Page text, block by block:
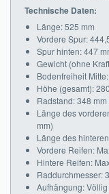
Technische Daten:
Länge: 525 mm
Vordere Spur:
Spur hinten: 447
Gewicht (ohne
Bodenfreiheit
Höhe (gesamt):
Radstand: 348 mm
Länge des
mm)
Länge des
Vordere Reifen:
Hintere Reifen:
Raddurchmesser:
Aufhängung: